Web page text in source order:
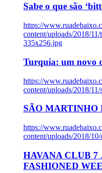
Sabe o que são
https://
content/uploads/2018/
335x256.jpg
Turquia: um novo
https://
content/uploads/2018/
SÃO MARTINHO
https://
content/uploads/2018/
HAVANA CLUB 7
FASHIONED